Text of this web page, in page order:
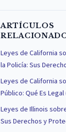
ARTÍCULOS
Leyes de California
la Policía: Sus
Leyes de California
Público: Qué Es Legal
Leyes de Illinois
Sus Derechos y